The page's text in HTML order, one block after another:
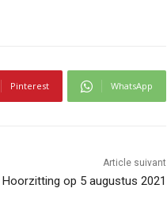
Pinterest WhatsApp
Article suivant
op 5 augustus 2021